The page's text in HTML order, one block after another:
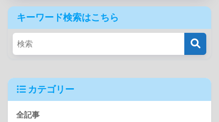
キーワード検索はこちら
カテゴリー
全記事